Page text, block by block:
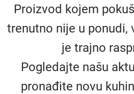
Proizvod kojem
trenutno nije u ponudi,
je trajno
Pogledajte našu
pronađite novu